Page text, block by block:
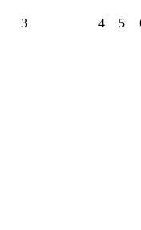
3 4 5